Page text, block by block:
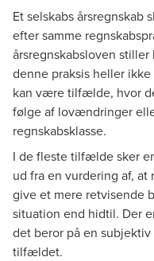
Et selskabs
efter samme
årsregnskabsloven
denne praksis heller
kan være tilfælde, hvor
følge af lovændringer
regnskabsklasse.
I de fleste tilfælde sker
ud fra en vurdering af,
give et mere retvisende
situation end hidtil. Der
det beror på en
tilfældet.